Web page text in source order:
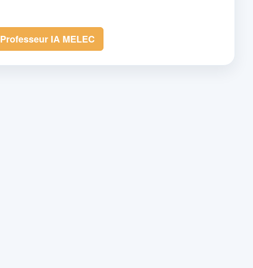
Professeur IA MELEC